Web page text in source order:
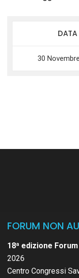
DATA
30
FORUM NON
18ª edizione
2026
Centro Congressi